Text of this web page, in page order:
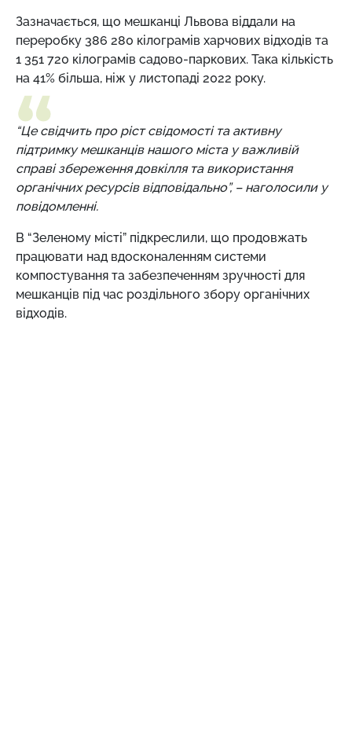
Зазначається, що мешканці Львова віддали на
переробку 386 280 кілограмів харчових відходів та
1 351 720 кілограмів садово-паркових. Така кількість
на 41% більша, ніж у листопаді 2022 року.
“Це свідчить про ріст свідомості та активну
підтримку мешканців нашого міста у важливій
справі збереження довкілля та використання
органічних ресурсів відповідально”, – наголосили у
повідомленні.
В “Зеленому місті” підкреслили, що продовжать
працювати над вдосконаленням системи
компостування та забезпеченням зручності для
мешканців під час роздільного збору органічних
відходів.